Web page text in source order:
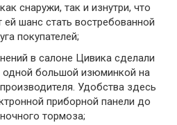
снаружи, так и изнутри, что
шанс стать востребованной
покупателей;
в салоне Цивика сделали
одной большой изюминкой на
Удобства здесь
приборной панели до
тормоза;